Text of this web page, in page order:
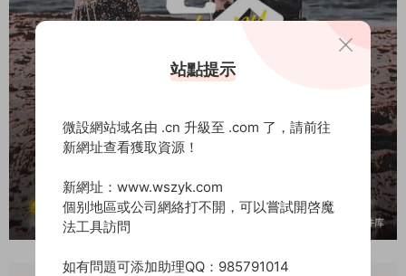
站點提示
微設網站域名由 .cn 升級至 .com 了，請前往
新網址查看獲取資源！
新網址：www.wszyk.com
個别地區或公司網絡打不開，可以嘗試開啓魔
法工具訪問
如有問題可添加助理QQ：985791014